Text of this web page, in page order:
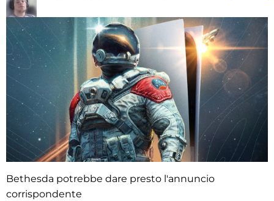
Bethesda potrebbe dare presto l'annuncio
corrispondente